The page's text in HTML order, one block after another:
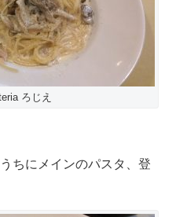
ろじえ
ちにメインのパスタ、登